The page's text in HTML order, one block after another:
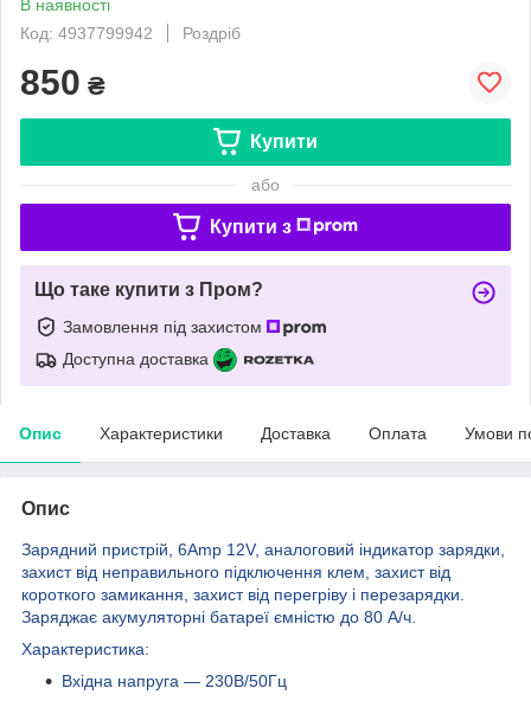
В наявності
Код: 4937799942
Роздріб
850 ₴
Купити
або
Купити з
Що таке купити з Пром?
Замовлення під захистом
Доступна доставка
Опис Характеристики Доставка Оплата Умови
Опис
Зарядний пристрій, 6Amp 12V, аналоговий індикатор зарядки,
захист від неправильного підключення клем, захист від
короткого замикання, захист від перегріву і перезарядки.
Заряджає акумуляторні батареї ємністю до 80 А/ч.
Характеристика:
Вхідна напруга ― 230В/50Гц